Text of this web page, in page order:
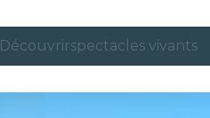
Découvrirspectacles vivants